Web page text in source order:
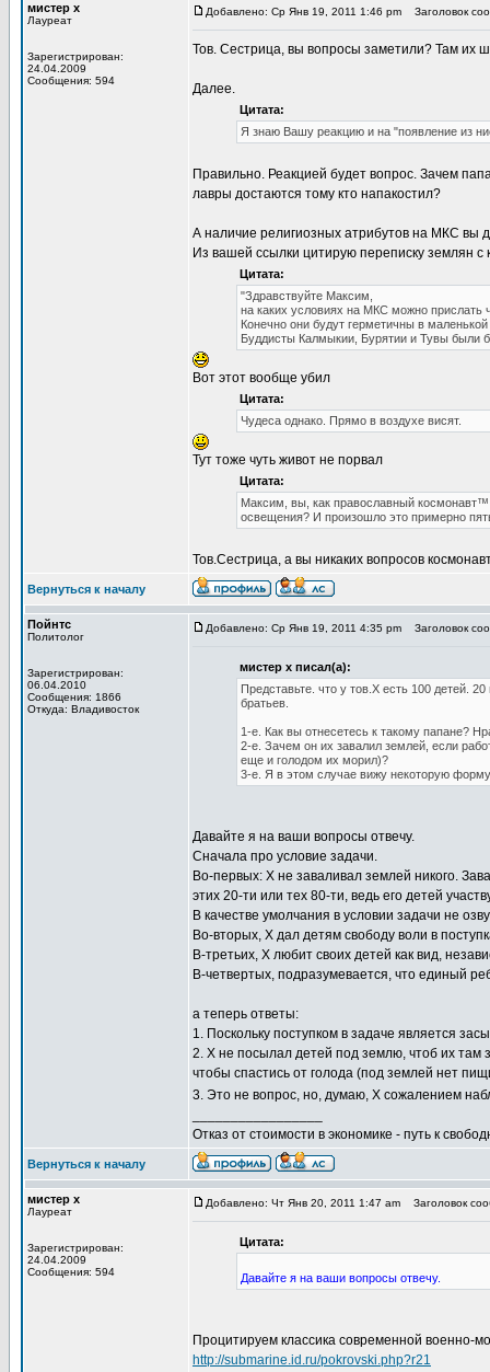
мистер х
Лауреат
Зарегистрирован:
24.04.2009
Сообщения: 594
Добавлено: Ср Янв 19, 2011 1:46 pm Заголовок
Тов. Сестрица, вы вопросы заметили? Там их
Далее.
Цитата:
Я знаю Вашу реакцию и на "появление из
Правильно. Реакцией будет вопрос. Зачем
лавры достаются тому кто напакостил?
А наличие религиозных атрибутов на МКС вы
Из вашей ссылки цитирую переписку землян с
Цитата:
"Здравствуйте Максим,
на каких условиях на МКС можно
Конечно они будут герметичны в
Буддисты Калмыкии, Бурятии и Тувы были
Вот этот вообще убил
Цитата:
Чудеса однако. Прямо в воздухе висят.
Тут тоже чуть живот не порвал
Цитата:
Максим, вы, как православный
освещения? И произошло это примерно
Тов.Сестрица, а вы никаких вопросов
Вернуться к началу
Пойнтс
Политолог
Зарегистрирован:
06.04.2010
Сообщения: 1866
Откуда: Владивосток
Добавлено: Ср Янв 19, 2011 4:35 pm Заголовок
мистер х писал(а):
Представьте. что у тов.Х есть 100 детей.
братьев.
1-е. Как вы отнесетесь к такому папане?
2-е. Зачем он их завалил землей, если
еще и голодом их морил)?
3-е. Я в этом случае вижу некоторую
Давайте я на ваши вопросы отвечу.
Сначала про условие задачи.
Во-первых: Х не заваливал землей никого.
этих 20-ти или тех 80-ти, ведь его детей
В качестве умолчания в условии задачи не
Во-вторых, Х дал детям свободу воли в
В-третьих, Х любит своих детей как вид,
В-четвертых, подразумевается, что единый
а теперь ответы:
1. Поскольку поступком в задаче является
2. Х не посылал детей под землю, чтоб их там
чтобы спастись от голода (под землей нет
3. Это не вопрос, но, думаю, Х сожалением
Отказ от стоимости в экономике - путь к
Вернуться к началу
мистер х
Лауреат
Зарегистрирован:
24.04.2009
Сообщения: 594
Добавлено: Чт Янв 20, 2011 1:47 am Заголовок
Цитата:
Давайте я на ваши вопросы отвечу.
Процитируем классика современной военно-
http://submarine.id.ru/pokrovski.php?r21